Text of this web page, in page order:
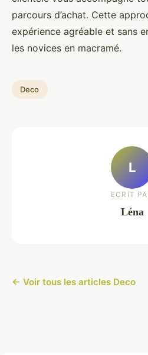
parcours d’achat. Cette
expérience agréable et sans
les novices en macramé.
Deco
L
ECRIT
Léna
← Voir tous les articles Deco